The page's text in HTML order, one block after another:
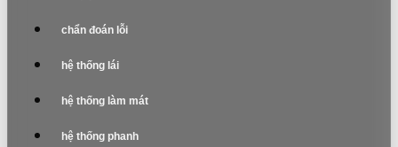
chẩn đoán lỗi
hệ thống lái
hệ thống làm mát
hệ thống phanh